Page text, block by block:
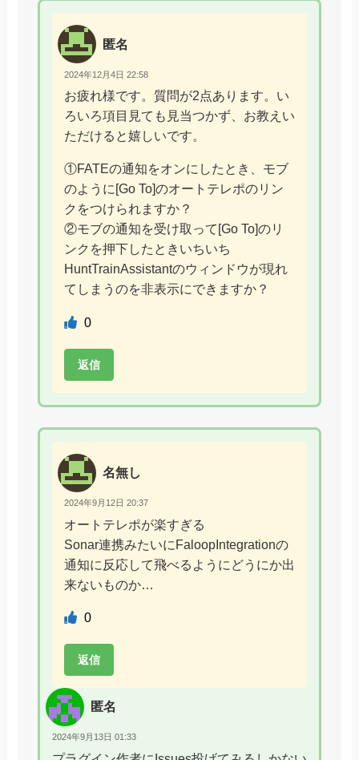
匿名
2024年12月4日 22:58
お疲れ様です。質問が2点あります。い
ろいろ項目見ても見当つかず、お教えい
ただけると嬉しいです。
①FATEの通知をオンにしたとき、モブ
のように[Go To]のオートテレポのリン
クをつけられますか？
②モブの通知を受け取って[Go To]のリ
ンクを押下したときいちいち
HuntTrainAssistantのウィンドウが現れ
てしまうのを非表示にできますか？
0
返信
名無し
2024年9月12日 20:37
オートテレポが楽すぎる
Sonar連携みたいにFaloopIntegrationの
通知に反応して飛べるようにどうにか出
来ないものか…
0
返信
匿名
2024年9月13日 01:33